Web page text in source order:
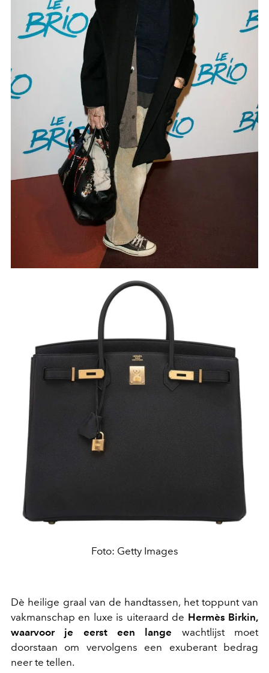
Foto: Getty Images
Dè heilige graal van de handtassen, het toppunt van
vakmanschap en luxe is uiteraard de Hermès Birkin,
waarvoor je eerst een lange wachtlijst moet
doorstaan om vervolgens een exuberant bedrag
neer te tellen.